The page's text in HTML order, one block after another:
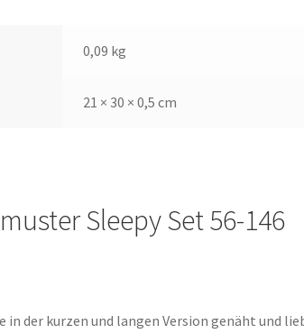
0,09 kg
21 × 30 × 0,5 cm
Sleepy Set 56-146
der kurzen und langen Version genäht und